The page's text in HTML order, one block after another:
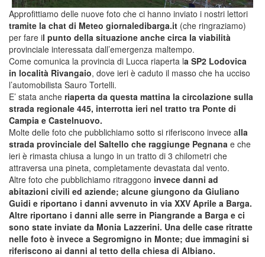
Approfittiamo delle nuove foto che ci hanno inviato i nostri lettori
tramite la chat di Meteo giornaledibarga.it (che ringraziamo)
per fare il punto della situazione anche circa la viabilità
provinciale interessata dall’emergenza maltempo.
Come comunica la provincia di Lucca riaperta la SP2 Lodovica
in località Rivangaio, dove ieri è caduto il masso che ha ucciso
l’automobilista Sauro Tortelli.
E’ stata anche riaperta da questa mattina la circolazione sulla
strada regionale 445, interrotta ieri nel tratto tra Ponte di
Campia e Castelnuovo.
Molte delle foto che pubblichiamo sotto si riferiscono invece alla
strada provinciale del Saltello che raggiunge Pegnana e che
ieri è rimasta chiusa a lungo in un tratto di 3 chilometri che
attraversa una pineta, completamente devastata dal vento.
Altre foto che pubblichiamo ritraggono invece danni ad
abitazioni civili ed aziende; alcune giungono da Giuliano
Guidi e riportano i danni avvenuto in via XXV Aprile a Barga.
Altre riportano i danni alle serre in Piangrande a Barga e ci
sono state inviate da Monia Lazzerini. Una delle case ritratte
nelle foto è invece a Segromigno in Monte; due immagini si
riferiscono ai danni al tetto della chiesa di Albiano.